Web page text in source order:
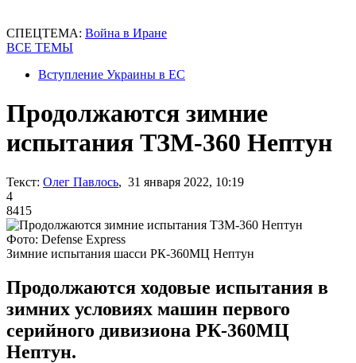
СПЕЦТЕМА: Война в Иране
ВСЕ ТЕМЫ
Вступление Украины в ЕС
Продолжаются зимние
испытания ТЗМ-360 Нептун
Текст: Олег Павлось, 31 января 2022, 10:19
4
8415
Фото: Defense Express
Зимние испытания шасси РК-360МЦ Нептун
Продолжаются ходовые испытания в
зимних условиях машин первого
серийного дивизиона РК-360МЦ
Нептун.